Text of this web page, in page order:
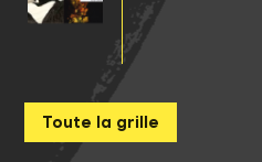
Toute la grille